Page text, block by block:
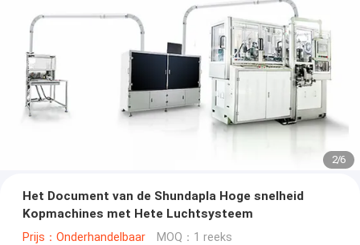
2/6
Het Document van de Shundapla Hoge snelheid
Kopmachines met Hete Luchtsysteem
Prijs：Onderhandelbaar MOQ：1 reeks